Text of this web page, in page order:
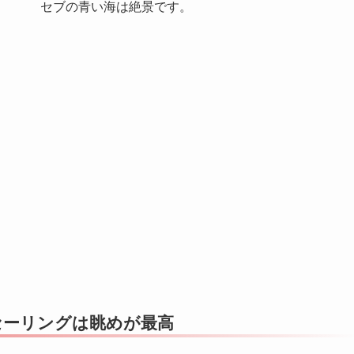
セブの青い海は絶景です。
リングは眺めが最高